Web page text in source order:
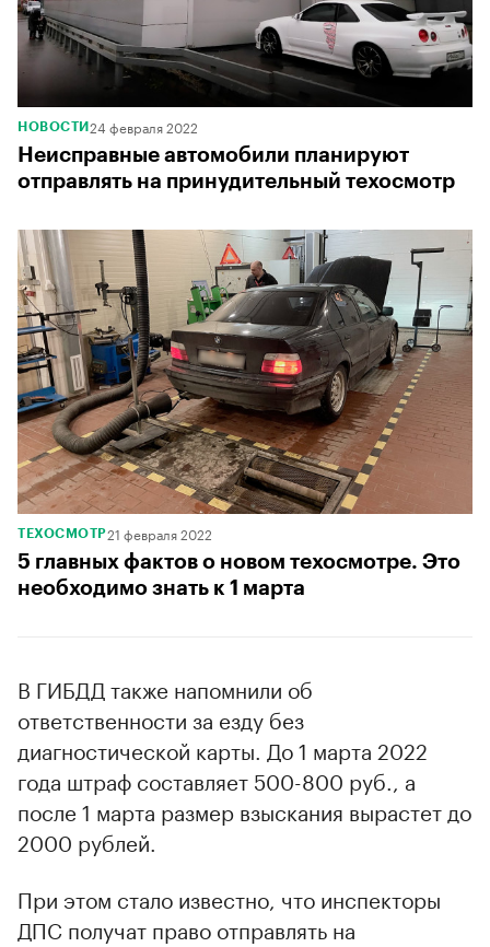
НОВОСТИ 24 февраля 2022
Неисправные автомобили планируют
отправлять на принудительный техосмотр
ТЕХОСМОТР21 февраля 2022
5 главных фактов о новом техосмотре. Это
необходимо знать к 1 марта
В ГИБДД также напомнили об
ответственности за езду без
диагностической карты. До 1 марта 2022
года штраф составляет 500-800 руб., а
после 1 марта размер взыскания вырастет до
2000 рублей.
При этом стало известно, что инспекторы
ДПС получат право отправлять на